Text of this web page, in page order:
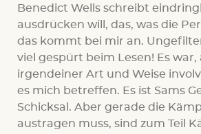
Benedict Wells schreibt
ausdrücken will, das, was die
das kommt bei mir an.
viel gespürt beim Lesen! Es war,
irgendeiner Art und Weise
es mich betreffen. Es ist Sams
Schicksal. Aber gerade die
austragen muss, sind zum Teil